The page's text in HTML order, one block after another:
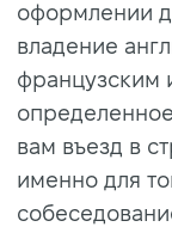
оформлении
владение
французским
вам въезд в
именно для